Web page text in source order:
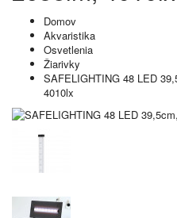
Domov
Akvaristika
Osvetlenia
Žiarivky
SAFELIGHTING 48 LED
4010lx